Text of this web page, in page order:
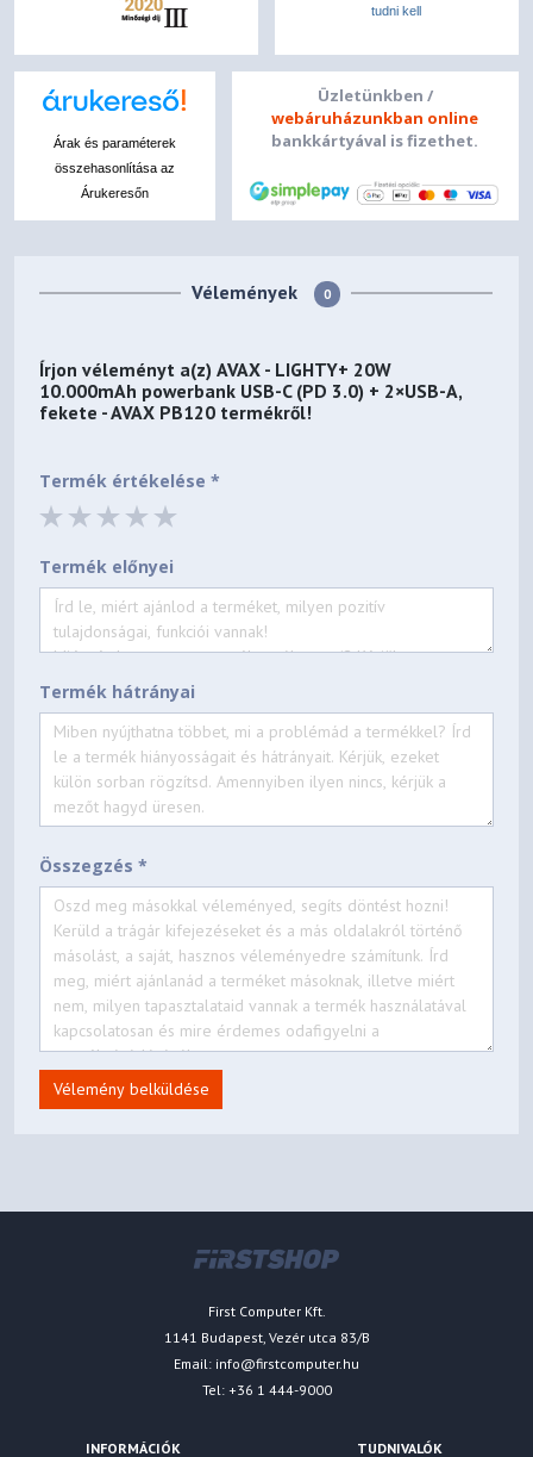
tudni kell
Árak és paraméterek
összehasonlítása az
Árukeresőn
Üzletünkben /
webáruházunkban online
bankkártyával is fizethet.
Vélemények 0
Írjon véleményt a(z)AVAX - LIGHTY+ 20W
10.000mAh powerbank USB-C (PD 3.0) + 2×USB-A,
fekete - AVAX PB120 termékről!
Termék értékelése *
Termék előnyei
Termék hátrányai
Összegzés *
Vélemény belküldése
First Computer Kft.
1141 Budapest, Vezér utca 83/B
Email: info@firstcomputer.hu
Tel: +36 1 444-9000
INFORMÁCIÓK TUDNIVALÓK